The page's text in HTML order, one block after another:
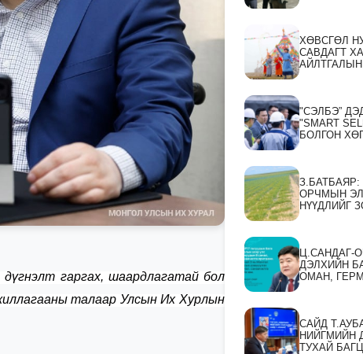
дүгнэлт гаргах, шаардлагатай бол
талаар Улсын Их Хурлын
ХӨВСГӨЛ
САВДАГТ
АЙЛТГАЛЫН
"СЭЛБЭ”
"SMART
БОЛГОН
З.БАТБАЯР:
ОРЧМЫН
НҮҮДЛИЙГ
Ц.САНДАГ-
ДЭЛХИЙН
ОМАН,
САЙД
НИЙГМИЙН
ТУХАЙ БАГЦ